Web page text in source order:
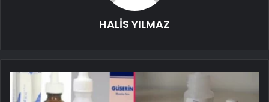
HALİS YILMAZ